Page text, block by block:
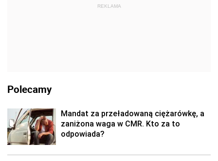
REKLAMA
Polecamy
Mandat za przeładowaną ciężarówkę, a
zaniżona waga w CMR. Kto za to
odpowiada?